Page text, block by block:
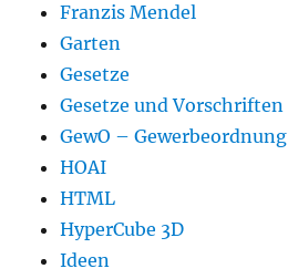
Franzis Mendel
Garten
Gesetze
Gesetze und Vorschriften
GewO – Gewerbeordnung
HOAI
HTML
HyperCube 3D
Ideen